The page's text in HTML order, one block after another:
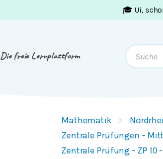
🎓 Ui,
Die freie Lernplattform
Mathematik
Zentrale Prüfungen -
Zentrale Prüfung - ZP 10